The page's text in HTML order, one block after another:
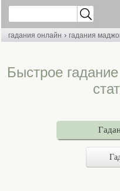
гадания онлайн › гадания
Быстрое